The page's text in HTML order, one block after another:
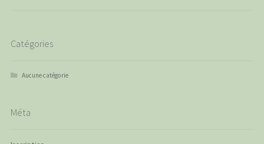
Catégories
Aucune catégorie
Méta